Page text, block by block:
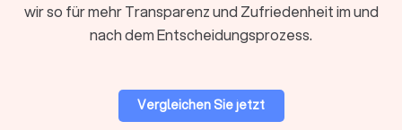
finden
Erfahrung, Fachkenntnisse zur Immobiliensituation in
zwischen einem Immobilienmakler und einem guten
Immobilienmakler machen. Erhalten Sie erste Anhaltspunkte
wir so für mehr Transparenz und Zufriedenheit im und
nach dem Entscheidungsprozess.
Vergleichen Sie jetzt